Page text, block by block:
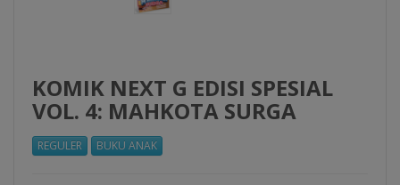
KOMIK NEXT G EDISI SPESIAL
VOL. 4: MAHKOTA SURGA
REGULER BUKU ANAK